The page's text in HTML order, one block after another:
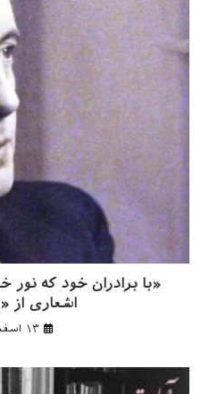
«با برادران خود که نور
اشعاری از
۱۳ اسفند ۱۳۹۱